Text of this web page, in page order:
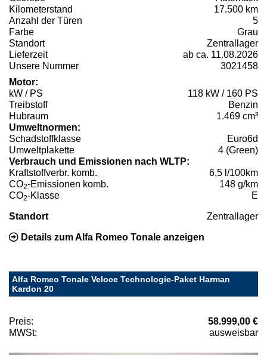
Kilometerstand
17.500 km
Anzahl der Türen
5
Farbe
Grau
Standort
Zentrallager
Lieferzeit
ab ca. 11.08.2026
Unsere Nummer
3021458
Motor:
kW / PS
118 kW / 160 PS
Treibstoff
Benzin
Hubraum
1.469 cm³
Umweltnormen:
Schadstoffklasse
Euro6d
Umweltplakette
4 (Green)
Verbrauch und Emissionen nach WLTP:
Kraftstoffverbr. komb.
6,5 l/100km
CO2-Emissionen komb.
148 g/km
CO2-Klasse E
Standort Zentrallager
Details zum Alfa Romeo Tonale anzeigen
Alfa Romeo Tonale Veloce Technologie-Paket Harman
Kardon 20
Preis:
58.999,00 €
MWSt:
ausweisbar